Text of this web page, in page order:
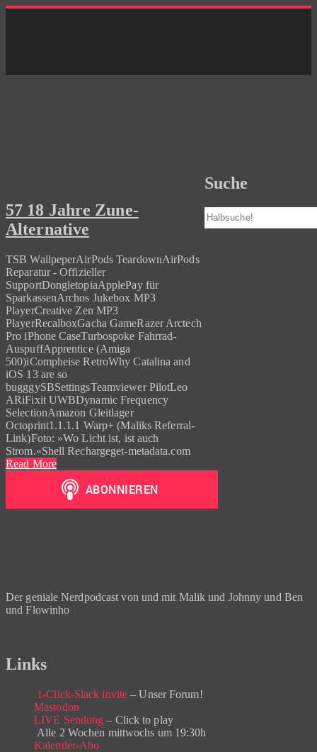
Skip
57 18 Jahre Zune-
Alternative
TSB WallpeperAirPods TeardownAirPods
Reparatur - Offizieller
SupportDongletopiaApplePay für
SparkassenArchos Jukebox MP3
PlayerCreative Zen MP3
PlayerRecalboxGacha GameRazer Arctech
Pro iPhone CaseTurbospoke Fahrrad-
AuspuffApprentice (Amiga
500)iCompheise RetroWhy Catalina and
iOS 13 are so
bugggySBSettingsTeamviewer PilotLeo
ARiFixit UWBDynamic Frequency
SelectionAmazon Gleitlager
Octoprint1.1.1.1 Warp+ (Maliks Referral-
Link)Foto: »Wo Licht ist, ist auch
Strom.«Shell Rechargeget-metadata.com
Read More
Suche
Suchen
Der geniale Nerdpodcast von und mit Malik und Johnny und Ben
und Flowinho
Links
1-Click-Slack invite – Unser Forum!
Mastodon
LIVE Sendung – Click to play
Alle 2 Wochen mittwochs um 19:30h
Kalender-Abo